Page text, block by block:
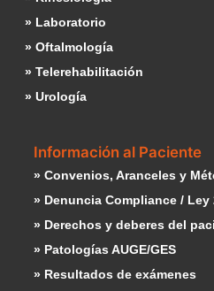
» Laboratorio
» Oftalmología
» Telerehabilitación
» Urología
Información al Paciente
» Convenios, Aranceles y
» Denuncia Compliance / Ley
» Derechos y deberes del
» Patologías AUGE/GES
» Resultados de exámenes